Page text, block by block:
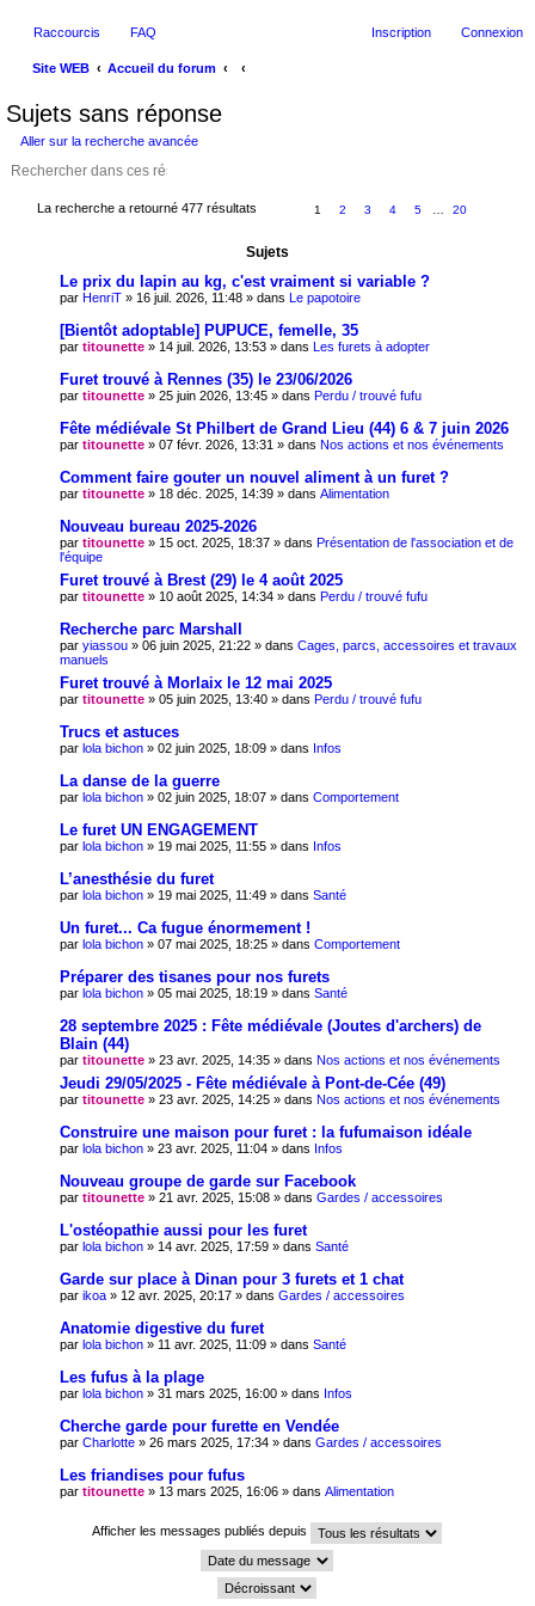
Raccourcis FAQ Connexion
Inscription
Site WEB
Accueil du forum
Sujets sans réponse
Aller sur la recherche avancée
La recherche a retourné 477 résultats 1 2 3 4 5 20
Sujets
Le prix du lapin au kg, c'est vraiment si variable ?
par HenriT » 16 juil. 2026, 11:48 » dans Le papotoire
[Bientôt adoptable] PUPUCE, femelle, 35
par titounette » 14 juil. 2026, 13:53 » dans Les furets à adopter
Furet trouvé à Rennes (35) le 23/06/2026
par titounette » 25 juin 2026, 13:45 » dans Perdu / trouvé fufu
Fête médiévale St Philbert de Grand Lieu (44) 6 & 7 juin 2026
par titounette » 07 févr. 2026, 13:31 » dans Nos actions et nos événements
Comment faire gouter un nouvel aliment à un furet ?
par titounette » 18 déc. 2025, 14:39 » dans Alimentation
Nouveau bureau 2025-2026
par titounette » 15 oct. 2025, 18:37 » dans Présentation de l'association et de
l'équipe
Furet trouvé à Brest (29) le 4 août 2025
par titounette » 10 août 2025, 14:34 » dans Perdu / trouvé fufu
Recherche parc Marshall
par yiassou » 06 juin 2025, 21:22 » dans Cages, parcs, accessoires et travaux
manuels
Furet trouvé à Morlaix le 12 mai 2025
par titounette » 05 juin 2025, 13:40 » dans Perdu / trouvé fufu
Trucs et astuces
par lola bichon » 02 juin 2025, 18:09 » dans Infos
La danse de la guerre
par lola bichon » 02 juin 2025, 18:07 » dans Comportement
Le furet UN ENGAGEMENT
par lola bichon » 19 mai 2025, 11:55 » dans Infos
L’anesthésie du furet
par lola bichon » 19 mai 2025, 11:49 » dans Santé
Un furet... Ca fugue énormement !
par lola bichon » 07 mai 2025, 18:25 » dans Comportement
Préparer des tisanes pour nos furets
par lola bichon » 05 mai 2025, 18:19 » dans Santé
28 septembre 2025 : Fête médiévale (Joutes d'archers) de
Blain (44)
par titounette » 23 avr. 2025, 14:35 » dans Nos actions et nos événements
Jeudi 29/05/2025 - Fête médiévale à Pont-de-Cée (49)
par titounette » 23 avr. 2025, 14:25 » dans Nos actions et nos événements
Construire une maison pour furet : la fufumaison idéale
par lola bichon » 23 avr. 2025, 11:04 » dans Infos
Nouveau groupe de garde sur Facebook
par titounette » 21 avr. 2025, 15:08 » dans Gardes / accessoires
L'ostéopathie aussi pour les furet
par lola bichon » 14 avr. 2025, 17:59 » dans Santé
Garde sur place à Dinan pour 3 furets et 1 chat
par ikoa » 12 avr. 2025, 20:17 » dans Gardes / accessoires
Anatomie digestive du furet
par lola bichon » 11 avr. 2025, 11:09 » dans Santé
Les fufus à la plage
par lola bichon » 31 mars 2025, 16:00 » dans Infos
Cherche garde pour furette en Vendée
par Charlotte » 26 mars 2025, 17:34 » dans Gardes / accessoires
Les friandises pour fufus
par titounette » 13 mars 2025, 16:06 » dans Alimentation
Afficher les messages publiés depuis